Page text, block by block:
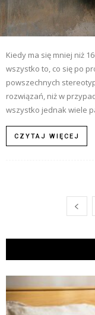
Kiedy ma się mniej niż
wszystko to, co się po
powszechnych
rozwiązań, niż w
wszystko jednak wiele
CZYTAJ WIĘCEJ